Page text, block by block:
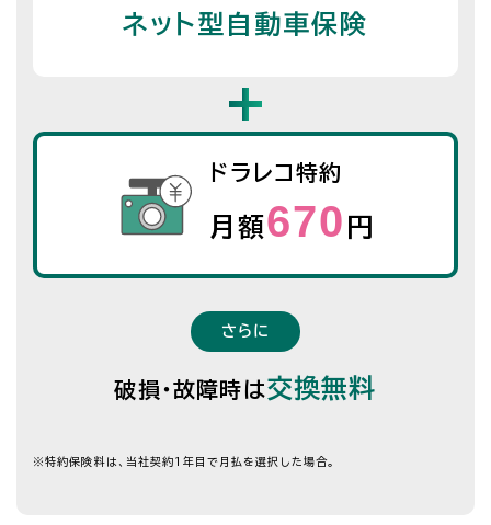
ネット型自動車保険
ドラレコ特約
月額670 円
さらに
破損・故障時は交換無料
※特約保険料は、当社契約1年目で月払を選択した場合。